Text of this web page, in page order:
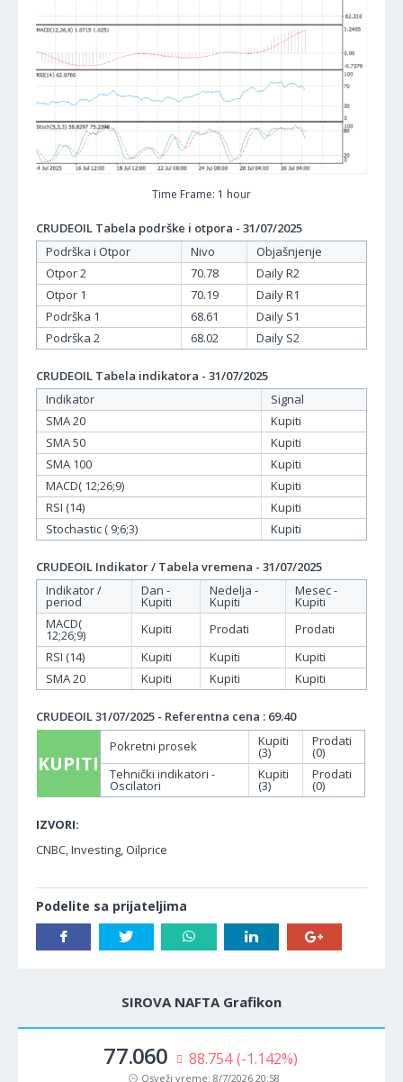
Time Frame: 1 hour
CRUDEOIL Tabela podrške i otpora - 31/07/2025
Podrška i Otpor
Nivo
Objašnjenje
Otpor 2
70.78
Daily R2
Otpor 1
70.19
Daily R1
Podrška 1
68.61
Daily S1
Podrška 2
68.02 Daily S2
CRUDEOIL Tabela indikatora - 31/07/2025
Indikator
Signal
SMA 20
Kupiti
SMA 50
Kupiti
SMA 100
Kupiti
MACD( 12;26;9)
Kupiti
RSI (14)
Kupiti
Stochastic ( 9;6;3)
Kupiti
CRUDEOIL Indikator / Tabela vremena - 31/07/2025
Indikator /
period
Dan -
Kupiti
Nedelja -
Kupiti
Mesec -
Kupiti
MACD(
12;26;9) Kupiti Prodati
Prodati
RSI (14)
Kupiti Kupiti
Kupiti
SMA 20
Kupiti Kupiti Kupiti
CRUDEOIL 31/07/2025 - Referentna cena : 69.40
KUPITI
Pokretni prosek Kupiti
(3)
Prodati
(0)
Tehnički indikatori -
Oscilatori
Kupiti
(3)
Prodati
(0)
IZVORI:
CNBC, Investing, Oilprice
Podelite sa prijateljima
SIROVA NAFTA Grafikon
77.060 88.754 (-1.142%)
Osveži vreme: 8/7/2026 20:58